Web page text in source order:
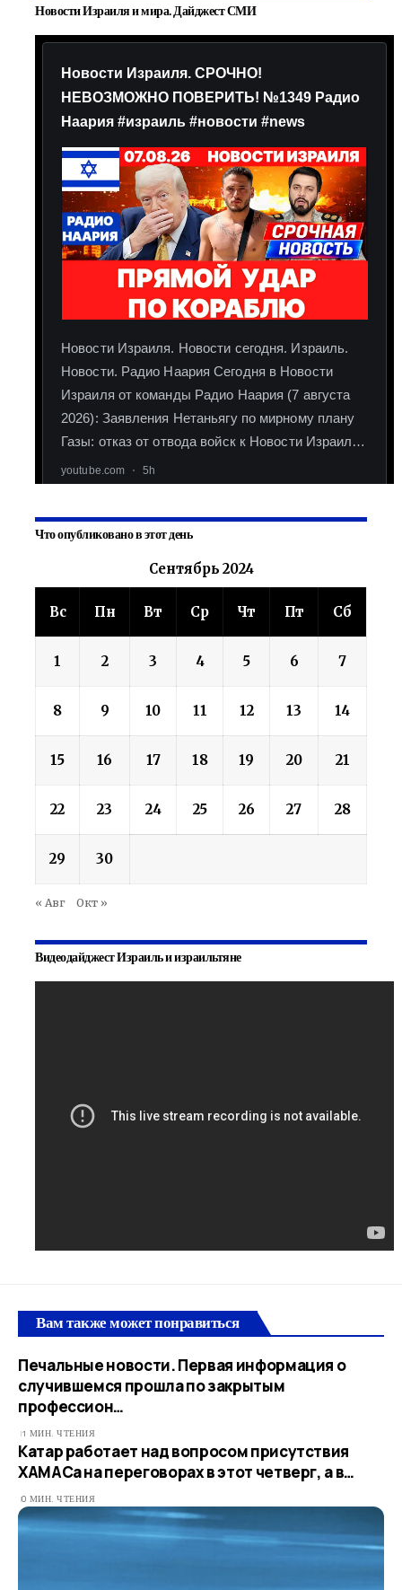
Новости Израиля и мира. Дайджест СМИ
Что опубликовано в этот день
Сентябрь 2024
Вс Пн Вт Ср Чт Пт Сб
1 2 3 4 5 6 7
8 9 10 11 12 13 14
15 16 17 18 19 20 21
22 23 24 25 26 27 28
29 30
« Авг Окт »
Видеодайджест Израиль и израильтяне
Вам также может понравиться
Печальные новости. Первая информация о
случившемся прошла по закрытым
профессион…
1 МИН. ЧТЕНИЯ
Катар работает над вопросом присутствия
ХАМАСа на переговорах в этот четверг, а в…
0 МИН. ЧТЕНИЯ